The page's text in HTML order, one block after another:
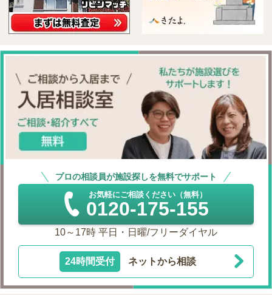
プロの相談員が施設探しを無料でサポート
お気軽にご相談ください（無料）
0120-175-155
10～17時 平日・日曜/フリーダイヤル
24時間受付 ネットから相談